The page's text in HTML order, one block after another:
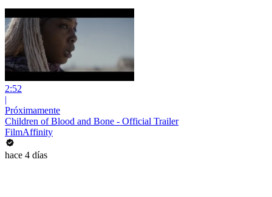
2:52
|
Próximamente
Children of Blood and Bone - Official Trailer
FilmAffinity
hace 4 días